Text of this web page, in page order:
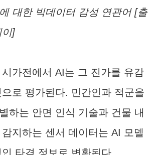
대한 빅데이터 감성 연관어 [출
이]
가전에서 AI는 그 진가를 유감
로 평가된다. 민간인과 적군을
하는 안면 인식 기술과 건물 내
지하는 센서 데이터는 AI 모델
타격 정보로 변환된다.